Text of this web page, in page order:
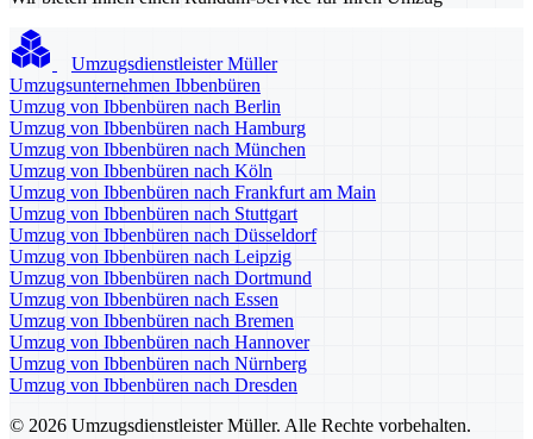
Umzugsdienstleister Müller
Umzugsunternehmen Ibbenbüren
Umzug von Ibbenbüren nach Berlin
Umzug von Ibbenbüren nach Hamburg
Umzug von Ibbenbüren nach München
Umzug von Ibbenbüren nach Köln
Umzug von Ibbenbüren nach Frankfurt am Main
Umzug von Ibbenbüren nach Stuttgart
Umzug von Ibbenbüren nach Düsseldorf
Umzug von Ibbenbüren nach Leipzig
Umzug von Ibbenbüren nach Dortmund
Umzug von Ibbenbüren nach Essen
Umzug von Ibbenbüren nach Bremen
Umzug von Ibbenbüren nach Hannover
Umzug von Ibbenbüren nach Nürnberg
Umzug von Ibbenbüren nach Dresden
© 2026 Umzugsdienstleister Müller. Alle Rechte vorbehalten.